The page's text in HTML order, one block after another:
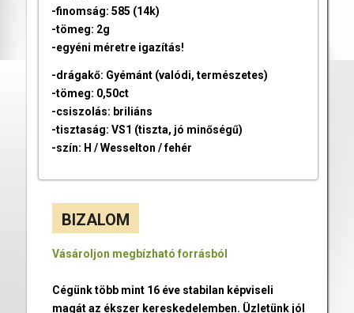
-finomság: 585 (14k)
-tömeg: 2g
-egyéni méretre igazítás!
-drágakő: Gyémánt (valódi, természetes)
-tömeg: 0,50ct
-csiszolás: briliáns
-tisztaság: VS1 (tiszta, jó minőségű)
-szín: H / Wesselton / fehér
BIZALOM
Vásároljon megbízható forrásból
Cégünk több mint 16 éve stabilan képviseli
magát az ékszer kereskedelemben. Üzletünk jól